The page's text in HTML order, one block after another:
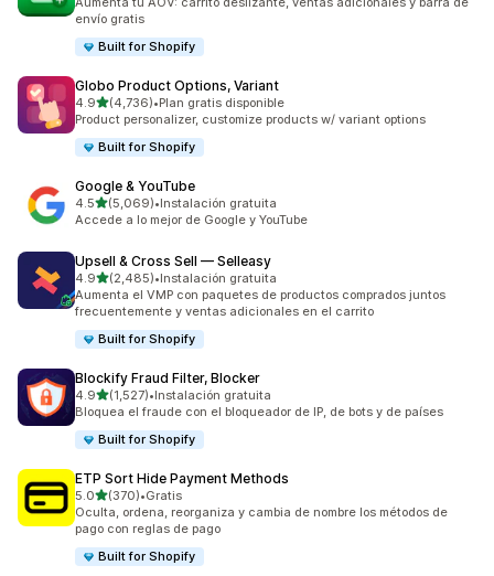
envío gratis
Built for Shopify
Globo Product Options, Variant
4.9de 5 estrellas
(4,736)
4736 reseñas en total
•Plan gratis disponible
Product personalizer, customize products w/ variant options
Built for Shopify
Google & YouTube
4.5de 5 estrellas
(5,069)
5069 reseñas en total
•Instalación gratuita
Accede a lo mejor de Google y YouTube
Upsell & Cross Sell — Selleasy
4.9de 5 estrellas
(2,485)
2485 reseñas en total
•Instalación gratuita
Aumenta el VMP con paquetes de productos comprados juntos
frecuentemente y ventas adicionales en el carrito
Built for Shopify
Blockify Fraud Filter, Blocker
4.9de 5 estrellas
(1,527)
1527 reseñas en total
•Instalación gratuita
Bloquea el fraude con el bloqueador de IP, de bots y de países
Built for Shopify
ETP Sort Hide Payment Methods
5.0de 5 estrellas
(370)
370 reseñas en total
•Gratis
Oculta, ordena, reorganiza y cambia de nombre los métodos de
pago con reglas de pago
Built for Shopify